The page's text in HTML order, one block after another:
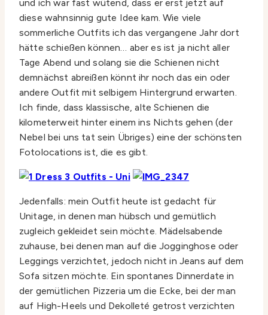
und ich war fast wütend, dass er erst jetzt auf
diese wahnsinnig gute Idee kam. Wie viele
sommerliche Outfits ich das vergangene Jahr dort
hätte schießen können… aber es ist ja nicht aller
Tage Abend und solang sie die Schienen nicht
demnächst abreißen könnt ihr noch das ein oder
andere Outfit mit selbigem Hintergrund erwarten.
Ich finde, dass klassische, alte Schienen die
kilometerweit hinter einem ins Nichts gehen (der
Nebel bei uns tat sein Übriges) eine der schönsten
Fotolocations ist, die es gibt.
Jedenfalls: mein Outfit heute ist gedacht für
Unitage, in denen man hübsch und gemütlich
zugleich gekleidet sein möchte. Mädelsabende
zuhause, bei denen man auf die Jogginghose oder
Leggings verzichtet, jedoch nicht in Jeans auf dem
Sofa sitzen möchte. Ein spontanes Dinnerdate in
der gemütlichen Pizzeria um die Ecke, bei der man
auf High-Heels und Dekolleté getrost verzichten